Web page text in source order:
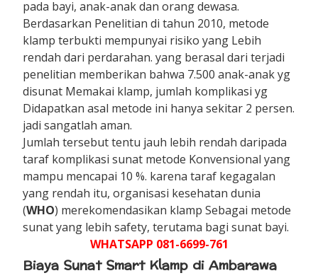
pada bayi, anak-anak dan orang dewasa.
Berdasarkan Penelitian di tahun 2010, metode
klamp terbukti mempunyai risiko yang Lebih
rendah dari perdarahan. yang berasal dari terjadi
penelitian memberikan bahwa 7.500 anak-anak yg
disunat Memakai klamp, jumlah komplikasi yg
Didapatkan asal metode ini hanya sekitar 2 persen.
jadi sangatlah aman.
Jumlah tersebut tentu jauh lebih rendah daripada
taraf komplikasi sunat metode Konvensional yang
mampu mencapai 10 %. karena taraf kegagalan
yang rendah itu, organisasi kesehatan dunia
(WHO) merekomendasikan klamp Sebagai metode
sunat yang lebih safety, terutama bagi sunat bayi.
WHATSAPP 081-6699-761
Biaya Sunat Smart Klamp di Ambarawa